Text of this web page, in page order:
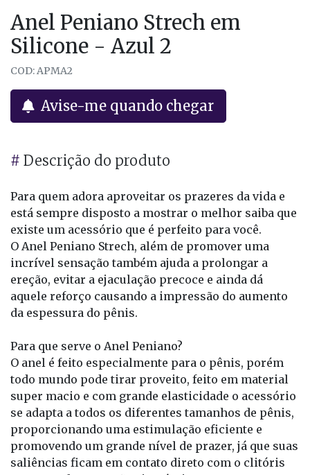
Anel Peniano Strech em
Silicone - Azul 2
COD: APMA2
Avise-me quando chegar
# Descrição do produto
Para quem adora aproveitar os prazeres da vida e
está sempre disposto a mostrar o melhor saiba que
existe um acessório que é perfeito para você.
O Anel Peniano Strech, além de promover uma
incrível sensação também ajuda a prolongar a
ereção, evitar a ejaculação precoce e ainda dá
aquele reforço causando a impressão do aumento
da espessura do pênis.
Para que serve o Anel Peniano?
O anel é feito especialmente para o pênis, porém
todo mundo pode tirar proveito, feito em material
super macio e com grande elasticidade o acessório
se adapta a todos os diferentes tamanhos de pênis,
proporcionando uma estimulação eficiente e
promovendo um grande nível de prazer, já que suas
saliências ficam em contato direto com o clitóris